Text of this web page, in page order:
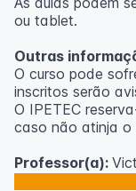
ou tablet.
Outras
O curso pode
inscritos serão
O IPETEC
caso não atinja o
Professor(a):